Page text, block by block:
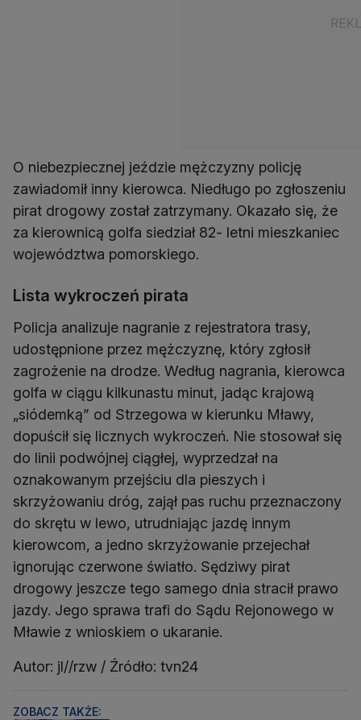
O niebezpiecznej jeździe mężczyzny policję
zawiadomił inny kierowca. Niedługo po zgłoszeniu
pirat drogowy został zatrzymany. Okazało się, że
za kierownicą golfa siedział 82- letni mieszkaniec
województwa pomorskiego.
Lista wykroczeń pirata
Policja analizuje nagranie z rejestratora trasy,
udostępnione przez mężczyznę, który zgłosił
zagrożenie na drodze. Według nagrania, kierowca
golfa w ciągu kilkunastu minut, jadąc krajową
„siódemką” od Strzegowa w kierunku Mławy,
dopuścił się licznych wykroczeń. Nie stosował się
do linii podwójnej ciągłej, wyprzedzał na
oznakowanym przejściu dla pieszych i
skrzyżowaniu dróg, zajął pas ruchu przeznaczony
do skrętu w lewo, utrudniając jazdę innym
kierowcom, a jedno skrzyżowanie przejechał
ignorując czerwone światło. Sędziwy pirat
drogowy jeszcze tego samego dnia stracił prawo
jazdy. Jego sprawa trafi do Sądu Rejonowego w
Mławie z wnioskiem o ukaranie.
Autor: jl//rzw / Źródło: tvn24
ZOBACZ TAKŻE: